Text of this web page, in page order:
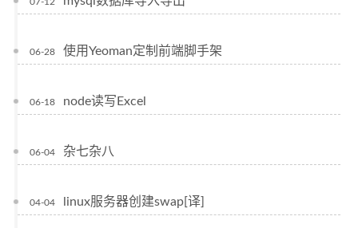
06-28 使用Yeoman定制前端脚手架
06-18 node读写Excel
06-04 杂七杂八
04-04 linux服务器创建swap[译]